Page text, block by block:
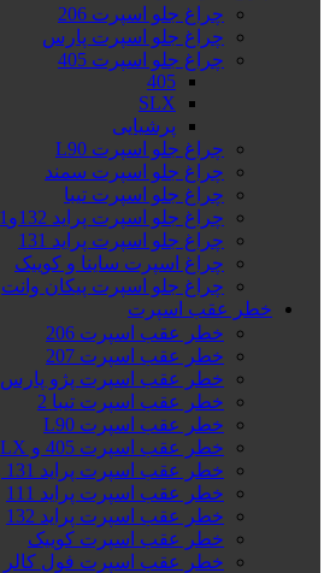
چراغ جلو اسپرت 206
چراغ جلو اسپرت پارس
چراغ جلو اسپرت 405
405
SLX
پرشیایی
چراغ جلو اسپرت L90
چراغ جلو اسپرت سمند
چراغ جلو اسپرت تیبا
چراغ جلو اسپرت پراید 132و111
چراغ جلو اسپرت پراید 131
چراغ اسپرت ساینا و کوییک
چراغ جلو اسپرت پیکان وانت
خطر عقب اسپرت
خطر عقب اسپرت 206
خطر عقب اسپرت 207
خطر عقب اسپرت پژو پارس
خطر عقب اسپرت تیبا 2
خطر عقب اسپرت L90
خطر عقب اسپرت 405 و SLX
خطر عقب اسپرت پراید 131 و GTX
خطر عقب اسپرت پراید 111
خطر عقب اسپرت پراید 132
خطر عقب اسپرت کوییک
خطر عقب اسپرت فول کالر